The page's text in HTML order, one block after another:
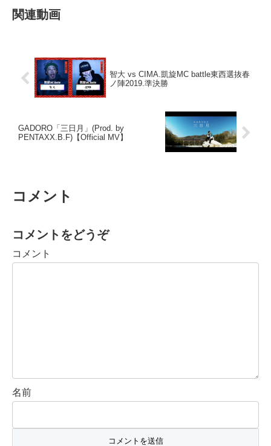
関連動画
智大 vs CIMA.凱旋MC battle東西選抜春
ノ陣2019.準決勝
GADORO「三日月」(Prod. by
PENTAXX.B.F)【Official MV】
コメント
コメントをどうぞ
コメント
名前